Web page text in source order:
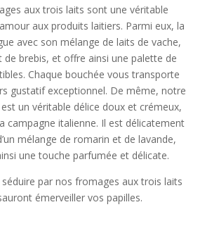
aux trois laits sont une véritable
aux produits laitiers. Parmi eux, la
avec son mélange de laits de vache,
de brebis, et offre ainsi une palette de
Chaque bouchée vous transporte
gustatif exceptionnel. De même, notre
un véritable délice doux et crémeux,
campagne italienne. Il est délicatement
mélange de romarin et de lavande,
une touche parfumée et délicate.
par nos fromages aux trois laits
émerveiller vos papilles.